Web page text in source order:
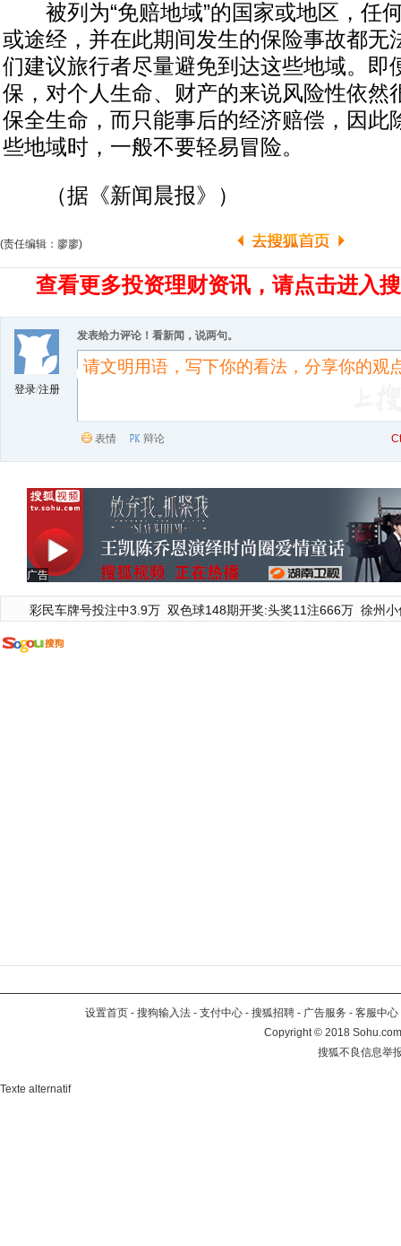
被列为“免赔地域”的国家或地区，任
或途经，并在此期间发生的保险事故都无
们建议旅行者尽量避免到达这些地域。即
保，对个人生命、财产的来说风险性依然
保全生命，而只能事后的经济赔偿，因此
些地域时，一般不要轻易冒险。
（据《新闻晨报》）
(责任编辑：廖廖)
查看更多投资理财资讯，请点击进入
登录/注册
发表给力评论！看新闻，说两句。
表情 辩论
广告
彩民车牌号投注中3.9万 双色球148期开奖:头奖11注666万 徐州
设置首页 - 搜狗输入法 - 支付中心 - 搜狐招聘 - 广告服务 - 客服中心
Copyright©2018
搜狐不良信息举
Texte alternatif